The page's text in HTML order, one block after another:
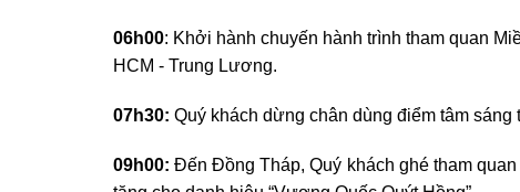
06h00: Khởi hành chuyến hành trình tham quan
HCM - Trung Lương.
07h30: Quý khách dừng chân dùng điểm tâm
09h00:Đến Đồng Tháp, Quý khách ghé tham